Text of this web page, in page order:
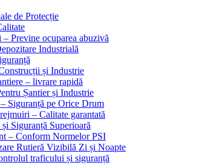
de Protecție
Previne ocuparea abuzivă
Industrială
și Industrie
– livrare rapidă
Șantier și Industrie
Siguranță pe Orice Drum
– Calitate garantată
Siguranță Superioară
– Conform Normelor PSI
Rutieră Vizibilă Zi și Noapte
traficului și siguranță